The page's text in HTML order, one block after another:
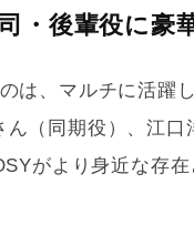
・後輩役に豪
は、マルチに活躍
ん（同期役）、江
がより身近な存